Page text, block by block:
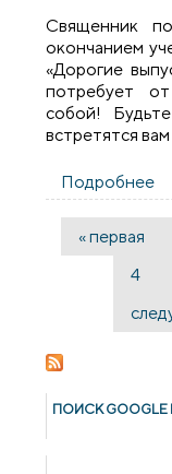
Священник
окончанием
«Дорогие
потребует
собой!
встретятся
Подробнее
Страницы
« первая
4
ПОИСК GOОGLE